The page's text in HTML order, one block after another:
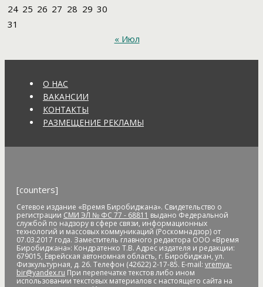
Андрей ГолубьАндрей Драчев
Кузнецова
антивандальные мерыантикоррупционное
антитеррористические учения
апелляцияаппарат видеофиксации
АрашуковАрбатАрена
арест счетовАрмия Арнаполин
Артём АкименкоАртём КуликовАрхангельск
банковские_карты
барельеф баскетболБастакБастрыкинбатутБедность
бездомныебездомные животныебезналичные платежи
Безопасное колесо-2019безопасностьБезопасные и
качественные дорогибезработицабелкабензинБеринг
Берл Лазарбесплатные лекарстваБессмертные дела
Бессмертный полк бесхозяйственность бешенство
24 25 26 27 28 29 30
31
« Июл
О НАС
ВАКАНСИИ
КОНТАКТЫ
РАЗМЕЩЕНИЕ РЕКЛАМЫ
[counters]
Сетевое издание «Время Биробиджана». Свидетельство о
регистрации СМИ ЭЛ № ФС 77 - 68811 выдано Федеральной
службой по надзору в сфере связи, информационных
технологий и массовых коммуникаций (Роскомнадзор) от
07.03.2017 года. Заместитель главного редактора ООО «Время
Биробиджана»: Кондратенко Т.В. Адрес издателя и редакции:
679015, Еврейская автономная область, г. Биробиджан, ул.
Физкультурная, д. 26. Телефон (42622) 2-17-85. E-mail: vremya-
bir@yandex.ru При перепечатке текстов либо ином
использовании текстовых материалов с настоящего сайта на